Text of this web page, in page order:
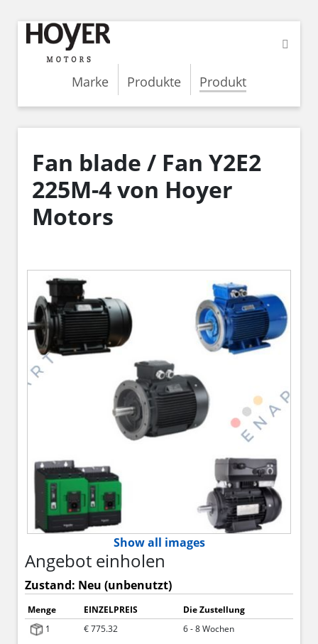
Marke Produkte Produkt
Fan blade / Fan Y2E2
225M-4 von Hoyer
Motors
Show all images
Angebot einholen
Zustand: Neu (unbenutzt)
Menge EINZELPREIS
Die Zustellung
1
€ 775.32 6 - 8 Wochen